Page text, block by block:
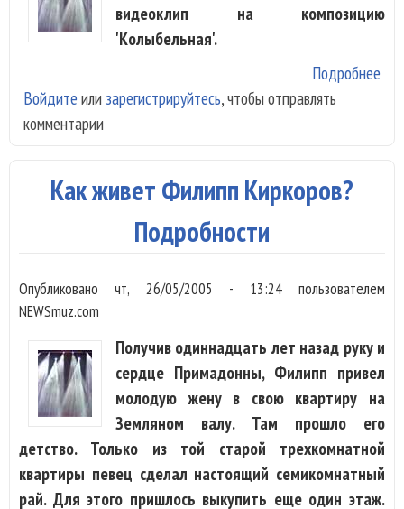
видеоклип на композицию
'Колыбельная'.
Подробнее
Войдите или зарегистрируйтесь, чтобы отправлять
комментарии
Как живет Филипп Киркоров?
Подробности
Опубликованочт, 26/05/2005 - 13:24пользователем
NEWSmuz.com
Получив одиннадцать лет назад руку и
сердце Примадонны, Филипп привел
молодую жену в свою квартиру на
Земляном валу. Там прошло его
детство. Только из той старой трехкомнатной
квартиры певец сделал настоящий семикомнатный
рай. Для этого пришлось выкупить еще один этаж.